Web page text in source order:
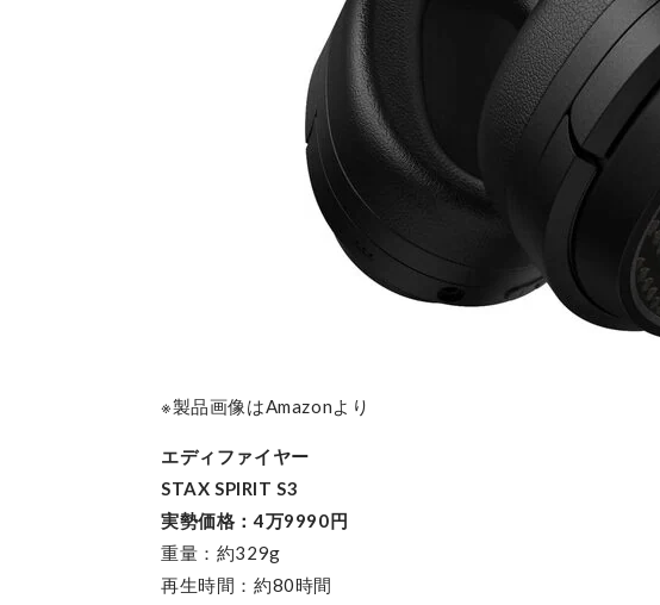
※製品画像はAmazonより
エディファイヤー
STAX SPIRIT S3
実勢価格：4万9990円
重量：約329g
再生時間：約80時間